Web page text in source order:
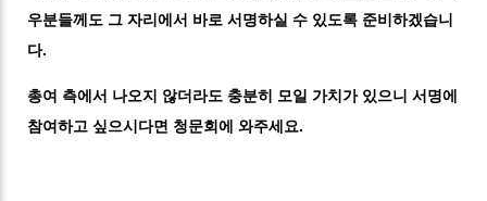
우분들께도 그 자리에서 바로 서명하실 수 있도록 준비하겠습니
다.
총여 측에서 나오지 않더라도 충분히 모일 가치가 있으니 서명에
참여하고 싶으시다면 청문회에 와주세요.